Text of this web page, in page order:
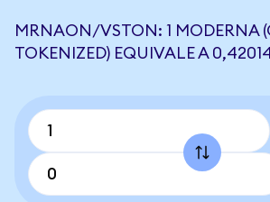
MRNAON/VSTON: 1 MODERNA
TOKENIZED) EQUIVALE A